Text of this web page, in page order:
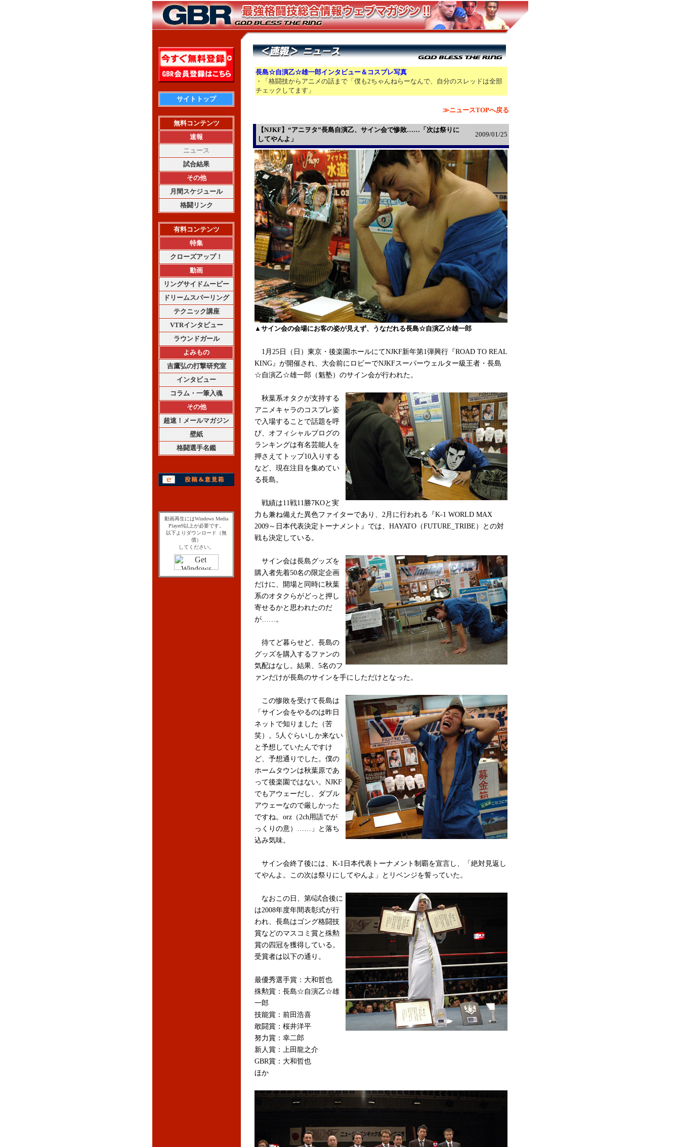
サイトトップ
無料コンテンツ
速報
ニュース
試合結果
その他
月間スケジュール
格闘リンク
有料コンテンツ
特集
クローズアップ！
動画
リングサイドムービー
ドリームスパーリング
テクニック講座
VTRインタビュー
ラウンドガール
よみもの
吉鷹弘の打撃研究室
インタビュー
コラム・一筆入魂
その他
超速！メールマガジン
壁紙
格闘選手名鑑
動画再生にはWindows Media
Player9以上が必要です。
以下よりダウンロード（無
償）
してください。
長島☆自演乙☆雄一郎インタビュー＆コスプレ写真
・「格闘技からアニメの話まで「僕も2ちゃんねらーなんで、自分のスレッドは全部
チェックしてます」
≫ニュースTOPへ戻る
【NJKF】“アニヲタ”長島自演乙、サイン会で惨敗……「次は祭りに
してやんよ」
2009/01/25
▲サイン会の会場にお客の姿が見えず、うなだれる長島☆自演乙☆雄一郎
1月25日（日）東京・後楽園ホールにてNJKF新年第1弾興行『ROAD TO REAL
KING』が開催され、大会前にロビーでNJKFスーパーウェルター級王者・長島
☆自演乙☆雄一郎（魁塾）のサイン会が行われた。
秋葉系オタクが支持する
アニメキャラのコスプレ姿
で入場することで話題を呼
び、オフィシャルブログの
ランキングは有名芸能人を
押さえてトップ10入りする
など、現在注目を集めてい
る長島。
戦績は11戦11勝7KOと実
力も兼ね備えた異色ファイターであり、2月に行われる『K-1 WORLD MAX
2009～日本代表決定トーナメント』では、HAYATO（FUTURE_TRIBE）との対
戦も決定している。
サイン会は長島グッズを
購入者先着50名の限定企画
だけに、開場と同時に秋葉
系のオタクらがどっと押し
寄せるかと思われたのだ
が……。
待てど暮らせど、長島の
グッズを購入するファンの
気配はなし。結果、5名のフ
ァンだけが長島のサインを手にしただけとなった。
この惨敗を受けて長島は
「サイン会をやるのは昨日
ネットで知りました（苦
笑）。5人ぐらいしか来ない
と予想していたんですけ
ど、予想通りでした。僕の
ホームタウンは秋葉原であ
って後楽園ではない。NJKF
でもアウェーだし、ダブル
アウェーなので厳しかった
ですね。orz（2ch用語でが
っくりの意）……」と落ち
込み気味。
サイン会終了後には、K-1日本代表トーナメント制覇を宣言し、「絶対見返し
てやんよ。この次は祭りにしてやんよ」とリベンジを誓っていた。
なおこの日、第6試合後に
は2008年度年間表彰式が行
われ、長島はゴング格闘技
賞などのマスコミ賞と殊勲
賞の四冠を獲得している。
受賞者は以下の通り。
最優秀選手賞：大和哲也
殊勲賞：長島☆自演乙☆雄
一郎
技能賞：前田浩喜
敢闘賞：桜井洋平
努力賞：幸二郎
新人賞：上田龍之介
GBR賞：大和哲也
ほか